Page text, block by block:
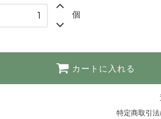
個
カートに入れる
特定商取引